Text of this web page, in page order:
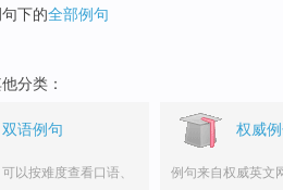
下的全部例句
分类：
双语例句
以按难度查看口语、
权威
例句来自权威英文